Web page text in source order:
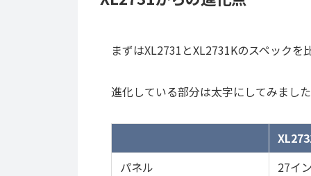
まずはXL2731とXL2731Kのスペックを
進化している部分は太字にしてみました
パネル
27イ